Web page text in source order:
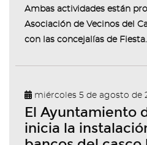
Ambas actividades están
Asociación de Vecinos del
con las concejalías de
miércoles 5 de agosto de
El Ayuntamiento
inicia la